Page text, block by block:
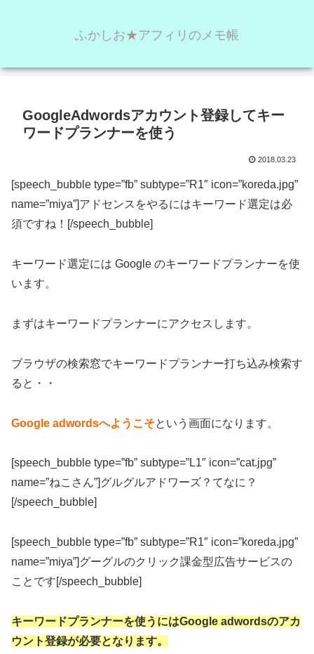
ふかしお★アフィリのメモ帳
GoogleAdwordsアカウント登録してキー
ワードプランナーを使う
2018.03.23
[speech_bubble type=”fb” subtype=”R1″ icon=”koreda.jpg”
name=”miya”]アドセンスをやるにはキーワード選定は必
須ですね！[/speech_bubble]
キーワード選定には Google のキーワードプランナーを使
います。
まずはキーワードプランナーにアクセスします。
ブラウザの検索窓でキーワードプランナー打ち込み検索す
ると・・
Google adwordsへようこそという画面になります。
[speech_bubble type=”fb” subtype=”L1″ icon=”cat.jpg”
name=”ねこさん”]グルグルアドワーズ？てなに？
[/speech_bubble]
[speech_bubble type=”fb” subtype=”R1″ icon=”koreda.jpg”
name=”miya”]グーグルのクリック課金型広告サービスの
ことです[/speech_bubble]
キーワードプランナーを使うにはGoogle adwordsのアカ
ウント登録が必要となります。